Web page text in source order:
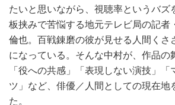
たいと思いながら、視聴率というバズ
板挟みで苦悩する地元テレビ局の記者
倫也。百戦錬磨の彼が見せる人間くさ
になっている。そんな中村が、作品の
「役への共感」「表現しない演技」「
ツ」など、俳優／人間としての現在地
た。